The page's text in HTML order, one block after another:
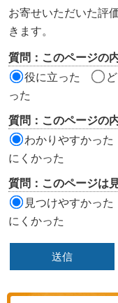
ン
ツ
評
価
ア
お寄せいただいた評
きます。
質問：このページの
役に立った
った
質問：このページの
わかりやすかった
にくかった
質問：このページは
見つけやすかった
にくかった